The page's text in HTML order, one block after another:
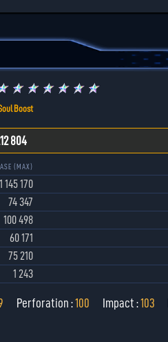
★ ★ ★ ★ ★ ★
Boost
804
(MAX)
1 145 170
74 347
100 498
60 171
75 210
1 243
Perforation :100 Impact :103